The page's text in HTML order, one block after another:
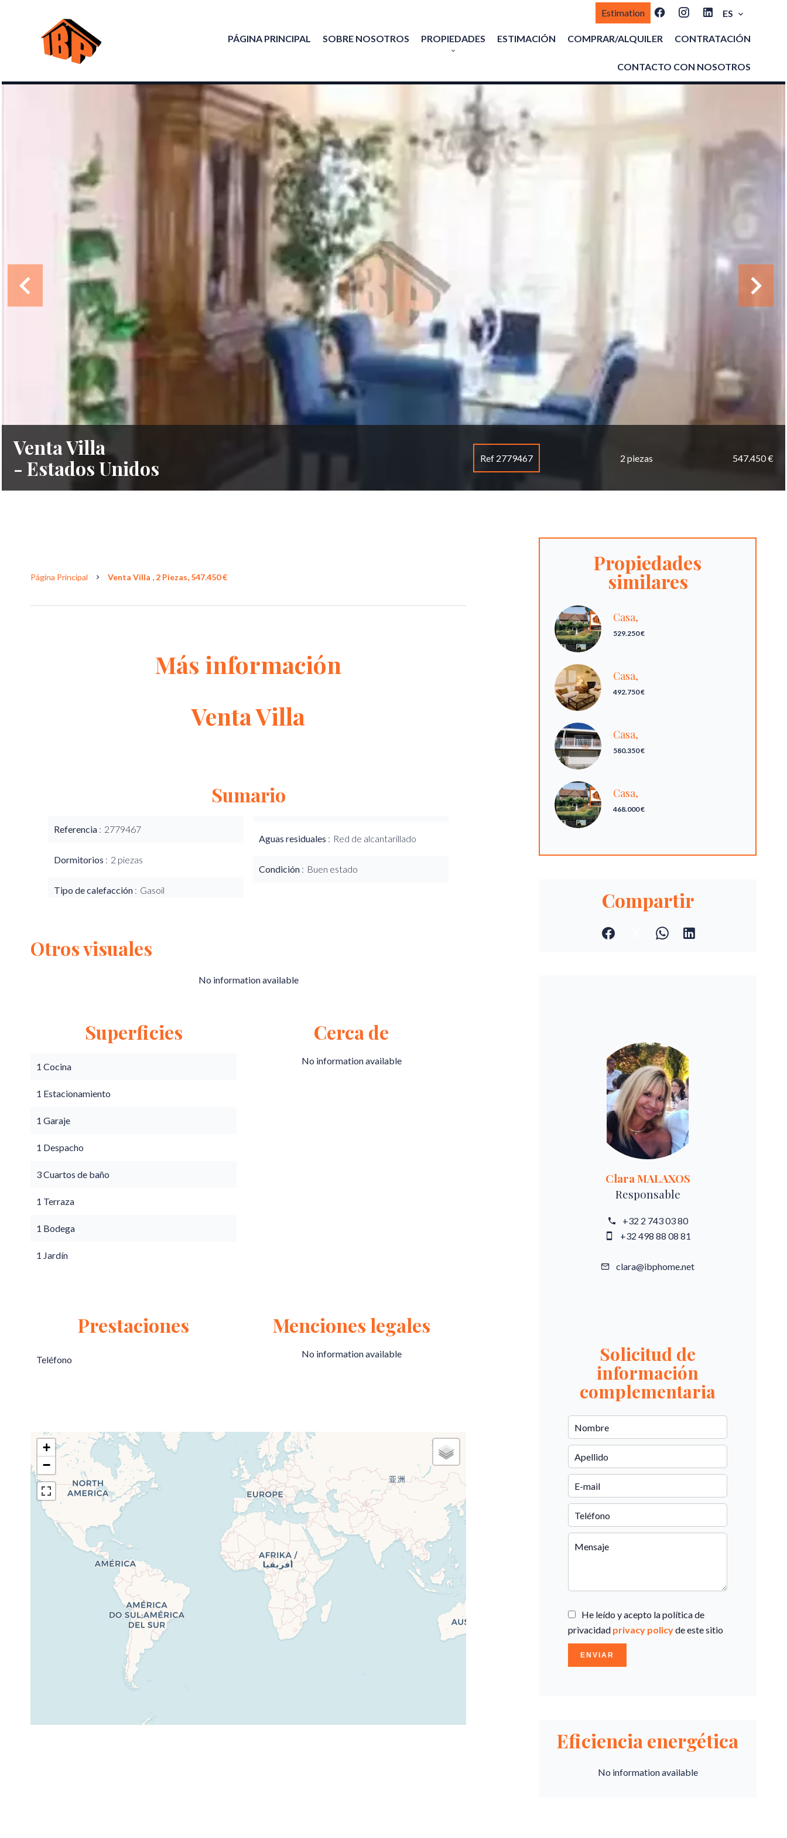
Estimation ES
PÁGINA PRINCIPAL SOBRE NOSOTROS PROPIEDADES ESTIMACIÓN COMPRAR/ALQUILER CONTRATACIÓN
CONTACTO CON NOSOTROS
Venta Villa
- Estados Unidos
Ref 2779467 2 piezas 547.450 €
Página Principal Venta Villa , 2 Piezas, 547.450 €
Más información
Venta Villa
Sumario
Referencia 2779467
Dormitorios 2 piezas
Tipo de calefacción Gasoil
Aguas residuales Red de alcantarillado
Condición Buen estado
Otros visuales
No information available
Superficies
1 Cocina
1 Estacionamiento
1 Garaje
1 Despacho
3 Cuartos de baño
1 Terraza
1 Bodega
1 Jardín
Cerca de
No information available
Prestaciones
Teléfono
Menciones legales
No information available
+
−
Propiedades
similares
Casa,
529.250 €
Casa,
492.750 €
Casa,
580.350 €
Casa,
468.000 €
Compartir
Clara MALAXOS
Responsable
+32 2 743 03 80
+32 498 88 08 81
clara@ibphome.net
Solicitud de
información
complementaria
He leído y acepto la política de
privacidad privacy policyde este sitio
ENVIAR
Eficiencia energética
No information available